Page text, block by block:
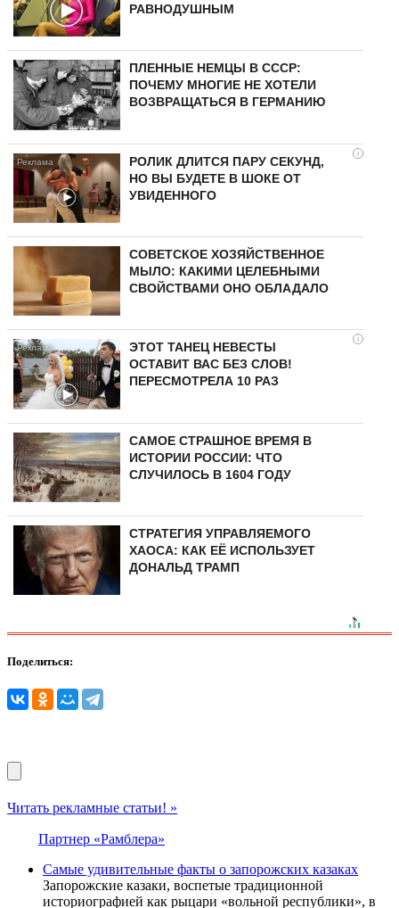
РАВНОДУШНЫМ
ПЛЕННЫЕ НЕМЦЫ В СССР:
ПОЧЕМУ МНОГИЕ НЕ ХОТЕЛИ
ВОЗВРАЩАТЬСЯ В ГЕРМАНИЮ
i
РОЛИК ДЛИТСЯ ПАРУ СЕКУНД,
НО ВЫ БУДЕТЕ В ШОКЕ ОТ
УВИДЕННОГО
СОВЕТСКОЕ ХОЗЯЙСТВЕННОЕ
МЫЛО: КАКИМИ ЦЕЛЕБНЫМИ
СВОЙСТВАМИ ОНО ОБЛАДАЛО
i
ЭТОТ ТАНЕЦ НЕВЕСТЫ
ОСТАВИТ ВАС БЕЗ СЛОВ!
ПЕРЕСМОТРЕЛА 10 РАЗ
САМОЕ СТРАШНОЕ ВРЕМЯ В
ИСТОРИИ РОССИИ: ЧТО
СЛУЧИЛОСЬ В 1604 ГОДУ
СТРАТЕГИЯ УПРАВЛЯЕМОГО
ХАОСА: КАК ЕЁ ИСПОЛЬЗУЕТ
ДОНАЛЬД ТРАМП
Поделиться:
Читать рекламные статьи! »
Партнер «Рамблера»
Самые удивительные факты о запорожских казаках
Запорожские казаки, воспетые традиционной
историографией как рыцари «вольной республики», в